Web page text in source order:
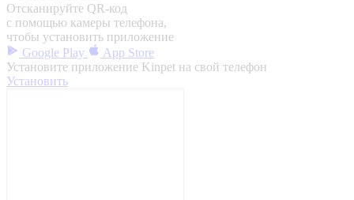
Отсканируйте QR-код
с помощью камеры телефона,
чтобы установить приложение
Google Play
App Store
Установите приложение Kinpet на свой телефон
Установить